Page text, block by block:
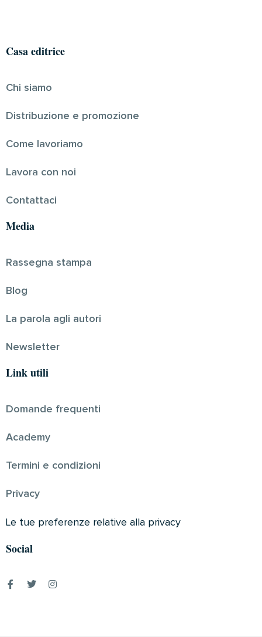
Casa editrice
Chi siamo
Distribuzione e promozione
Come lavoriamo
Lavora con noi
Contattaci
Media
Rassegna stampa
Blog
La parola agli autori
Newsletter
Link utili
Domande frequenti
Academy
Termini e condizioni
Privacy
Le tue preferenze relative alla privacy
Social